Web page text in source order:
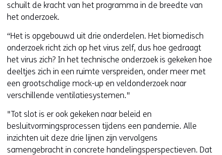
schuilt de kracht van het programma in de breedte van
het onderzoek.
“Het is opgebouwd uit drie onderdelen. Het biomedisch
onderzoek richt zich op het virus zelf, dus hoe gedraagt
het virus zich? In het technische onderzoek is gekeken hoe
deeltjes zich in een ruimte verspreiden, onder meer met
een grootschalige mock-up en veldonderzoek naar
verschillende ventilatiesystemen."
"Tot slot is er ook gekeken naar beleid en
besluitvormingsprocessen tijdens een pandemie. Alle
inzichten uit deze drie lijnen zijn vervolgens
samengebracht in concrete handelingsperspectieven. Dat